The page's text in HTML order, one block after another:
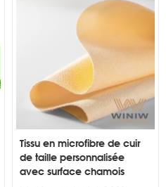
Rouge, Bleu, Vert, Jaune,
Rose Marque: WINW
Quantit&eacute; minimum
m&egrave;tres
lin&eacute;aires.
D&eacute;lai de mise en
&oelig;uvre: 10-15 jours.
&nbsp;
Tissu en microfibre de cuir
de taille personnalisée
avec surface chamois